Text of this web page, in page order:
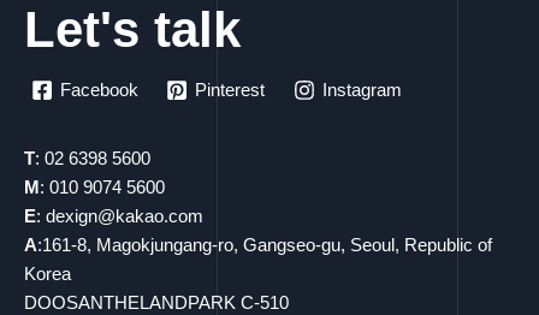
Let's talk
Facebook Pinterest Instagram
T: 02 6398 5600
M : 010 9074 5600
E: dexign@kakao.com
A:161-8, Magokjungang-ro, Gangseo-gu, Seoul, Republic of
Korea
DOOSANTHELANDPARK C-510